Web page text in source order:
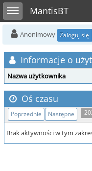
Toggle sidebarMantisBT
Anonimowy Zaloguj się
Informacje o
Nazwa użytkownika
Oś czasu
Poprzednie Następne
Brak aktywności w tym